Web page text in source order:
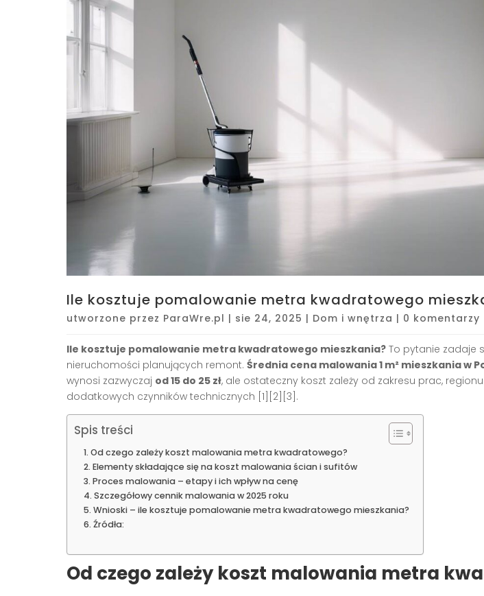
Ile kosztuje pomalowanie metra kwadratowego
utworzone przez ParaWre.pl | sie 24, 2025 | Dom i wnętrza | 0 komentarzy
Ile kosztuje pomalowanie metra kwadratowego mieszkania? To pytanie zadaje
nieruchomości planujących remont. Średnia cena malowania 1 m² mieszkania w
wynosi zazwyczaj od 15 do 25 zł, ale ostateczny koszt zależy od zakresu prac,
dodatkowych czynników technicznych [1][2][3] .
Spis treści
Od czego zależy koszt malowania metra kwadratowego?
Elementy składające się na koszt malowania ścian i sufitów
Proces malowania – etapy i ich wpływ na cenę
Szczegółowy cennik malowania w 2025 roku
Wnioski – ile kosztuje pomalowanie metra kwadratowego mieszkania?
Źródła:
Od czego zależy koszt malowania metra